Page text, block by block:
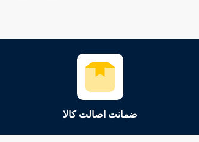
ضمانت اصالت کالا